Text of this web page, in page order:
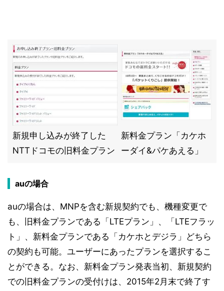
新規申し込みが終了した
NTTドコモの旧料金プラン
新料金プラン「カケホ
ーダイ&パケあえる」
auの場合
auの場合は、MNPを含む新規契約でも、機種変更で
も、旧料金プランである「LTEプラン」、「LTEフラッ
ト」、新料金プランである「カケホとデジラ」どちら
の契約も可能。ユーザーにあったプランを選択するこ
とができる。なお、新料金プラン発表当初、新規契約
での旧料金プランの受付けは、2015年2月末で終了す